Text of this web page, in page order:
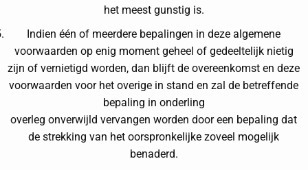
het meest gunstig is.
Indien één of meerdere bepalingen in deze algemene
voorwaarden op enig moment geheel of gedeeltelijk nietig
zijn of vernietigd worden, dan blijft de overeenkomst en deze
voorwaarden voor het overige in stand en zal de betreffende
bepaling in onderling
overleg onverwijld vervangen worden door een bepaling dat
de strekking van het oorspronkelijke zoveel mogelijk
benaderd.